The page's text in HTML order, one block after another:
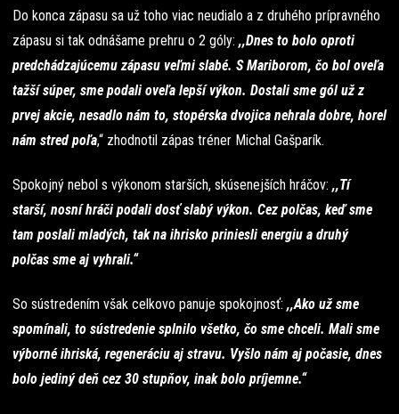
Do konca zápasu sa už toho viac neudialo a z druhého prípravného
zápasu si tak odnášame prehru o 2 góly: ,,Dnes to bolo oproti
predchádzajúcemu zápasu veľmi slabé. S Mariborom, čo bol oveľa
tažší súper, sme podali oveľa lepší výkon. Dostali sme gól už z
prvej akcie, nesadlo nám to, stopérska dvojica nehrala dobre, horel
nám stred poľa,“ zhodnotil zápas tréner Michal Gašparík.
Spokojný nebol s výkonom starších, skúsenejších hráčov: ,,Tí
starší, nosní hráči podali dosť slabý výkon. Cez polčas, keď sme
tam poslali mladých, tak na ihrisko priniesli energiu a druhý
polčas sme aj vyhrali.“
So sústredením však celkovo panuje spokojnosť: ,,Ako už sme
spomínali, to sústredenie splnilo všetko, čo sme chceli. Mali sme
výborné ihriská, regeneráciu aj stravu. Vyšlo nám aj počasie, dnes
bolo jediný deň cez 30 stupňov, inak bolo príjemne.“